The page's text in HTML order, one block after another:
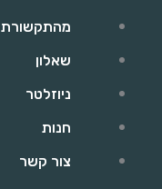
מהתקשורת
שאלון
ניוזלטר
חנות
צור קשר